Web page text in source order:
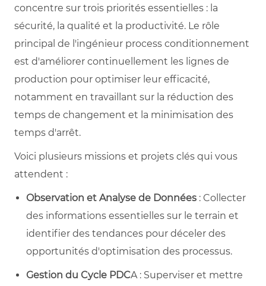
concentre sur trois priorités essentielles : la
sécurité, la qualité et la productivité. Le rôle
principal de l'ingénieur process conditionnement
est d'améliorer continuellement les lignes de
production pour optimiser leur efficacité,
notamment en travaillant sur la réduction des
temps de changement et la minimisation des
temps d'arrêt.
Voici plusieurs missions et projets clés qui vous
attendent :
Observation et Analyse de Données : Collecter
des informations essentielles sur le terrain et
identifier des tendances pour déceler des
opportunités d'optimisation des processus.
Gestion du Cycle PDCA : Superviser et mettre